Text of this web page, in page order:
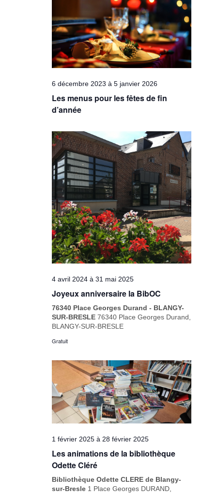
6 décembre 2023 à5 janvier 2026
Les menus pour les fêtes de fin
d’année
4 avril 2024 à31 mai 2025
Joyeux anniversaire la BibOC
76340 Place Georges Durand - BLANGY-
SUR-BRESLE76340 Place Georges Durand,
BLANGY-SUR-BRESLE
Gratuit
1 février 2025 à 28 février 2025
Les animations de la bibliothèque
Odette Cléré
Bibliothèque Odette CLERE de Blangy-
sur-Bresle 1 Place Georges DURAND,